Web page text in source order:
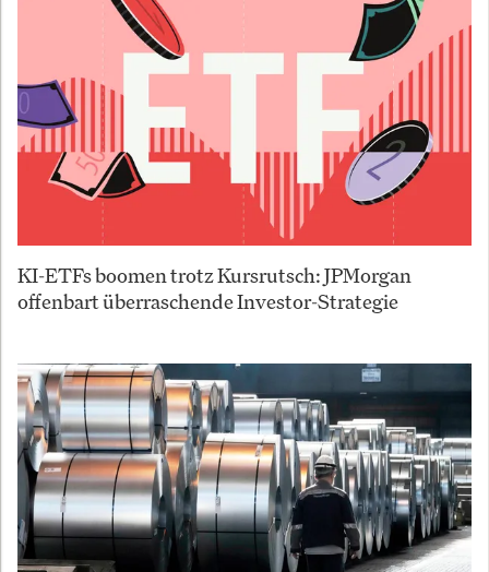
KI-ETFs boomen trotz Kursrutsch: JPMorgan
offenbart überraschende Investor-Strategie